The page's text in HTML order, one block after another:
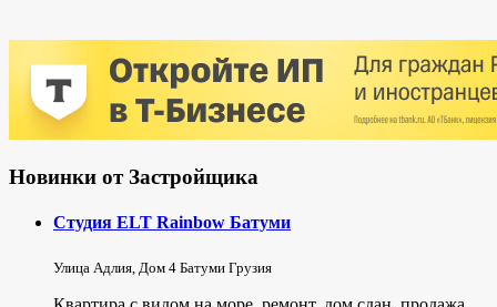
Новинки от Застройщика
Студия ELT Rainbow Батуми
Улица Адлия, Дом 4 Батуми Грузия